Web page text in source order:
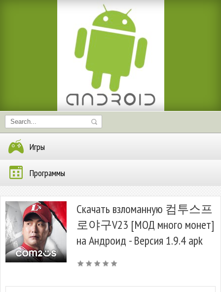
Игры
Программы
Скачать взломанную 컴투스프
로야구V23 [МОД много монет]
на Андроид - Версия 1.9.4 apk